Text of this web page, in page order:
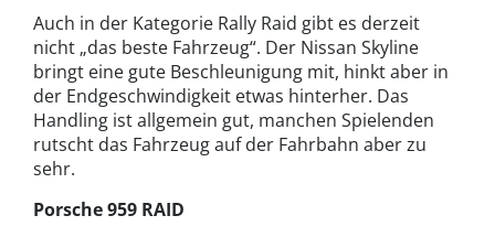
Auch in der Kategorie Rally Raid gibt es derzeit
nicht „das beste Fahrzeug“. Der Nissan Skyline
bringt eine gute Beschleunigung mit, hinkt aber in
der Endgeschwindigkeit etwas hinterher. Das
Handling ist allgemein gut, manchen Spielenden
rutscht das Fahrzeug auf der Fahrbahn aber zu
sehr.
Porsche 959 RAID